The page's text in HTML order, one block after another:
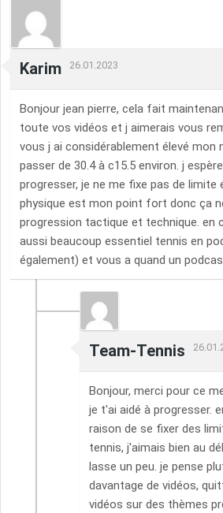
Karim 26.01.2023
Bonjour jean pierre, cela fait
toute vos vidéos et j aimerais vous
vous j ai considérablement élevé mon
passer de 30.4 à c15.5 environ. j
progresser, je ne me fixe pas de limite
physique est mon point fort donc ça
progression tactique et technique. en
aussi beaucoup essentiel tennis en
également) et vous a quand un
Team-Tennis
Bonjour, merci pour ce
je t'ai aidé à progresser.
raison de se fixer des
tennis, j'aimais bien au
lasse un peu. je pense
davantage de vidéos,
vidéos sur des thèmes